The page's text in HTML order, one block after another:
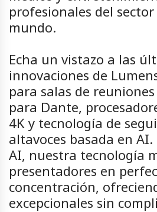
profesionales del
mundo.
Echa un vistazo a las
innovaciones de
para salas de
para Dante,
4K y tecnología de
altavoces basada en
AI, nuestra tecnología
presentadores en
concentración,
excepcionales sin